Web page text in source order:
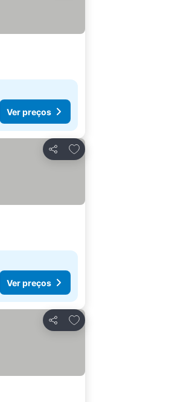
Ver preços
Partilhar
Adicionar aos favoritos
Ver preços
Partilhar
Adicionar aos favoritos